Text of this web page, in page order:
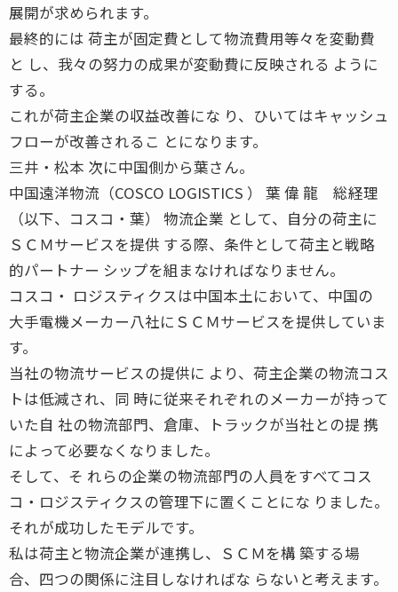
展開が求められます。
最終的には 荷主が固定費として物流費用等々を変動費
と し、我々の努力の成果が変動費に反映される ように
する。
これが荷主企業の収益改善にな り、ひいてはキャッシュ
フローが改善されるこ とになります。
三井・松本 次に中国側から葉さん。
中国遠洋物流（COSCO LOGISTICS ） 葉 偉 龍 総経理
（以下、コスコ・葉） 物流企業 として、自分の荷主に
ＳＣＭサービスを提供 する際、条件として荷主と戦略
的パートナー シップを組まなければなりません。
コスコ・ ロジスティクスは中国本土において、中国の
大手電機メーカー八社にＳＣＭサービスを提供していま
す。
当社の物流サービスの提供に より、荷主企業の物流コス
トは低減され、同 時に従来それぞれのメーカーが持って
いた自 社の物流部門、倉庫、トラックが当社との提 携
によって必要なくなりました。
そして、そ れらの企業の物流部門の人員をすべてコス
コ・ロジスティクスの管理下に置くことにな りました。
それが成功したモデルです。
私は荷主と物流企業が連携し、ＳＣＭを構 築する場
合、四つの関係に注目しなければな らないと考えます。